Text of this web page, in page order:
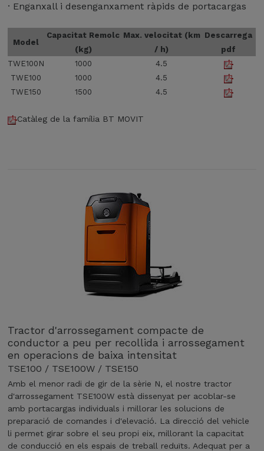
· Enganxall i desenganxament ràpids de portacargas
Model
Capacitat Remolc
(kg)
Max. velocitat (km
/ h)
Descarrega
pdf
TWE100N
1000
4.5
TWE100
1000
4.5
TWE150
1500 4.5
Catàleg de la família BT MOVIT
Tractor d'arrossegament compacte de
conductor a peu per recollida i arrossegament
en operacions de baixa intensitat
TSE100 / TSE100W / TSE150
Amb el menor radi de gir de la sèrie N, el nostre tractor
d'arrossegament TSE100W està dissenyat per acoblar-se
amb portacargas individuals i millorar les solucions de
preparació de comandes i d'elevació. La direcció del vehicle
li permet girar sobre el seu propi eix, millorant la capacitat
de conducció en els espais de treball reduïts. Adequat per a